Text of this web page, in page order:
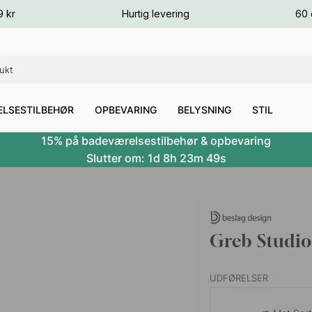
kr Hurtig levering 60
OPBEVARING BELYSNING STIL
15% på badeværelsestilbehør & opbevaring
Slutter om: 1d 8h 23m 48s
Greb
UDFØRELSER